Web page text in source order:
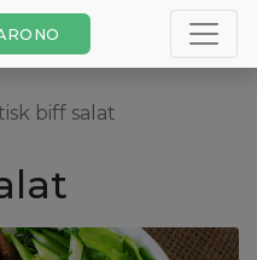
biff salat